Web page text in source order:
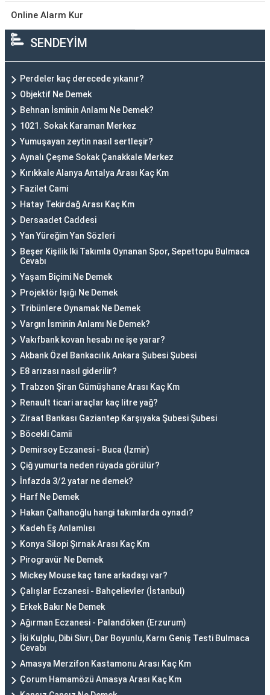
Online Alarm Kur
SENDEYİM
Perdeler kaç derecede yıkanır?
Objektif Ne Demek
Behnan İsminin Anlamı Ne Demek?
1021. Sokak Karaman Merkez
Yumuşayan zeytin nasıl sertleşir?
Aynalı Çeşme Sokak Çanakkale Merkez
Kırıkkale Alanya Antalya Arası Kaç Km
Fazilet Cami
Hatay Tekirdağ Arası Kaç Km
Dersaadet Caddesi
Yan Yüreğim Yan Sözleri
Beşer Kişilik Iki Takımla Oynanan Spor, Sepettopu Bulmaca
Cevabı
Yaşam Biçimi Ne Demek
Projektör Işığı Ne Demek
Tribünlere Oynamak Ne Demek
Vargın İsminin Anlamı Ne Demek?
Vakıfbank kovan hesabı ne işe yarar?
Akbank Özel Bankacılık Ankara Şubesi Şubesi
E8 arızası nasıl giderilir?
Trabzon Şiran Gümüşhane Arası Kaç Km
Renault ticari araçlar kaç litre yağ?
Ziraat Bankası Gaziantep Karşıyaka Şubesi Şubesi
Böcekli Camii
Demirsoy Eczanesi - Buca (İzmir)
Çiğ yumurta neden rüyada görülür?
İnfazda 3/2 yatar ne demek?
Harf Ne Demek
Hakan Çalhanoğlu hangi takımlarda oynadı?
Kadeh Eş Anlamlısı
Konya Silopi Şırnak Arası Kaç Km
Pirogravür Ne Demek
Mickey Mouse kaç tane arkadaşı var?
Çalışlar Eczanesi - Bahçelievler (İstanbul)
Erkek Bakır Ne Demek
Ağırman Eczanesi - Palandöken (Erzurum)
İki Kulplu, Dibi Sivri, Dar Boyunlu, Karnı Geniş Testi Bulmaca
Cevabı
Amasya Merzifon Kastamonu Arası Kaç Km
Çorum Hamamözü Amasya Arası Kaç Km